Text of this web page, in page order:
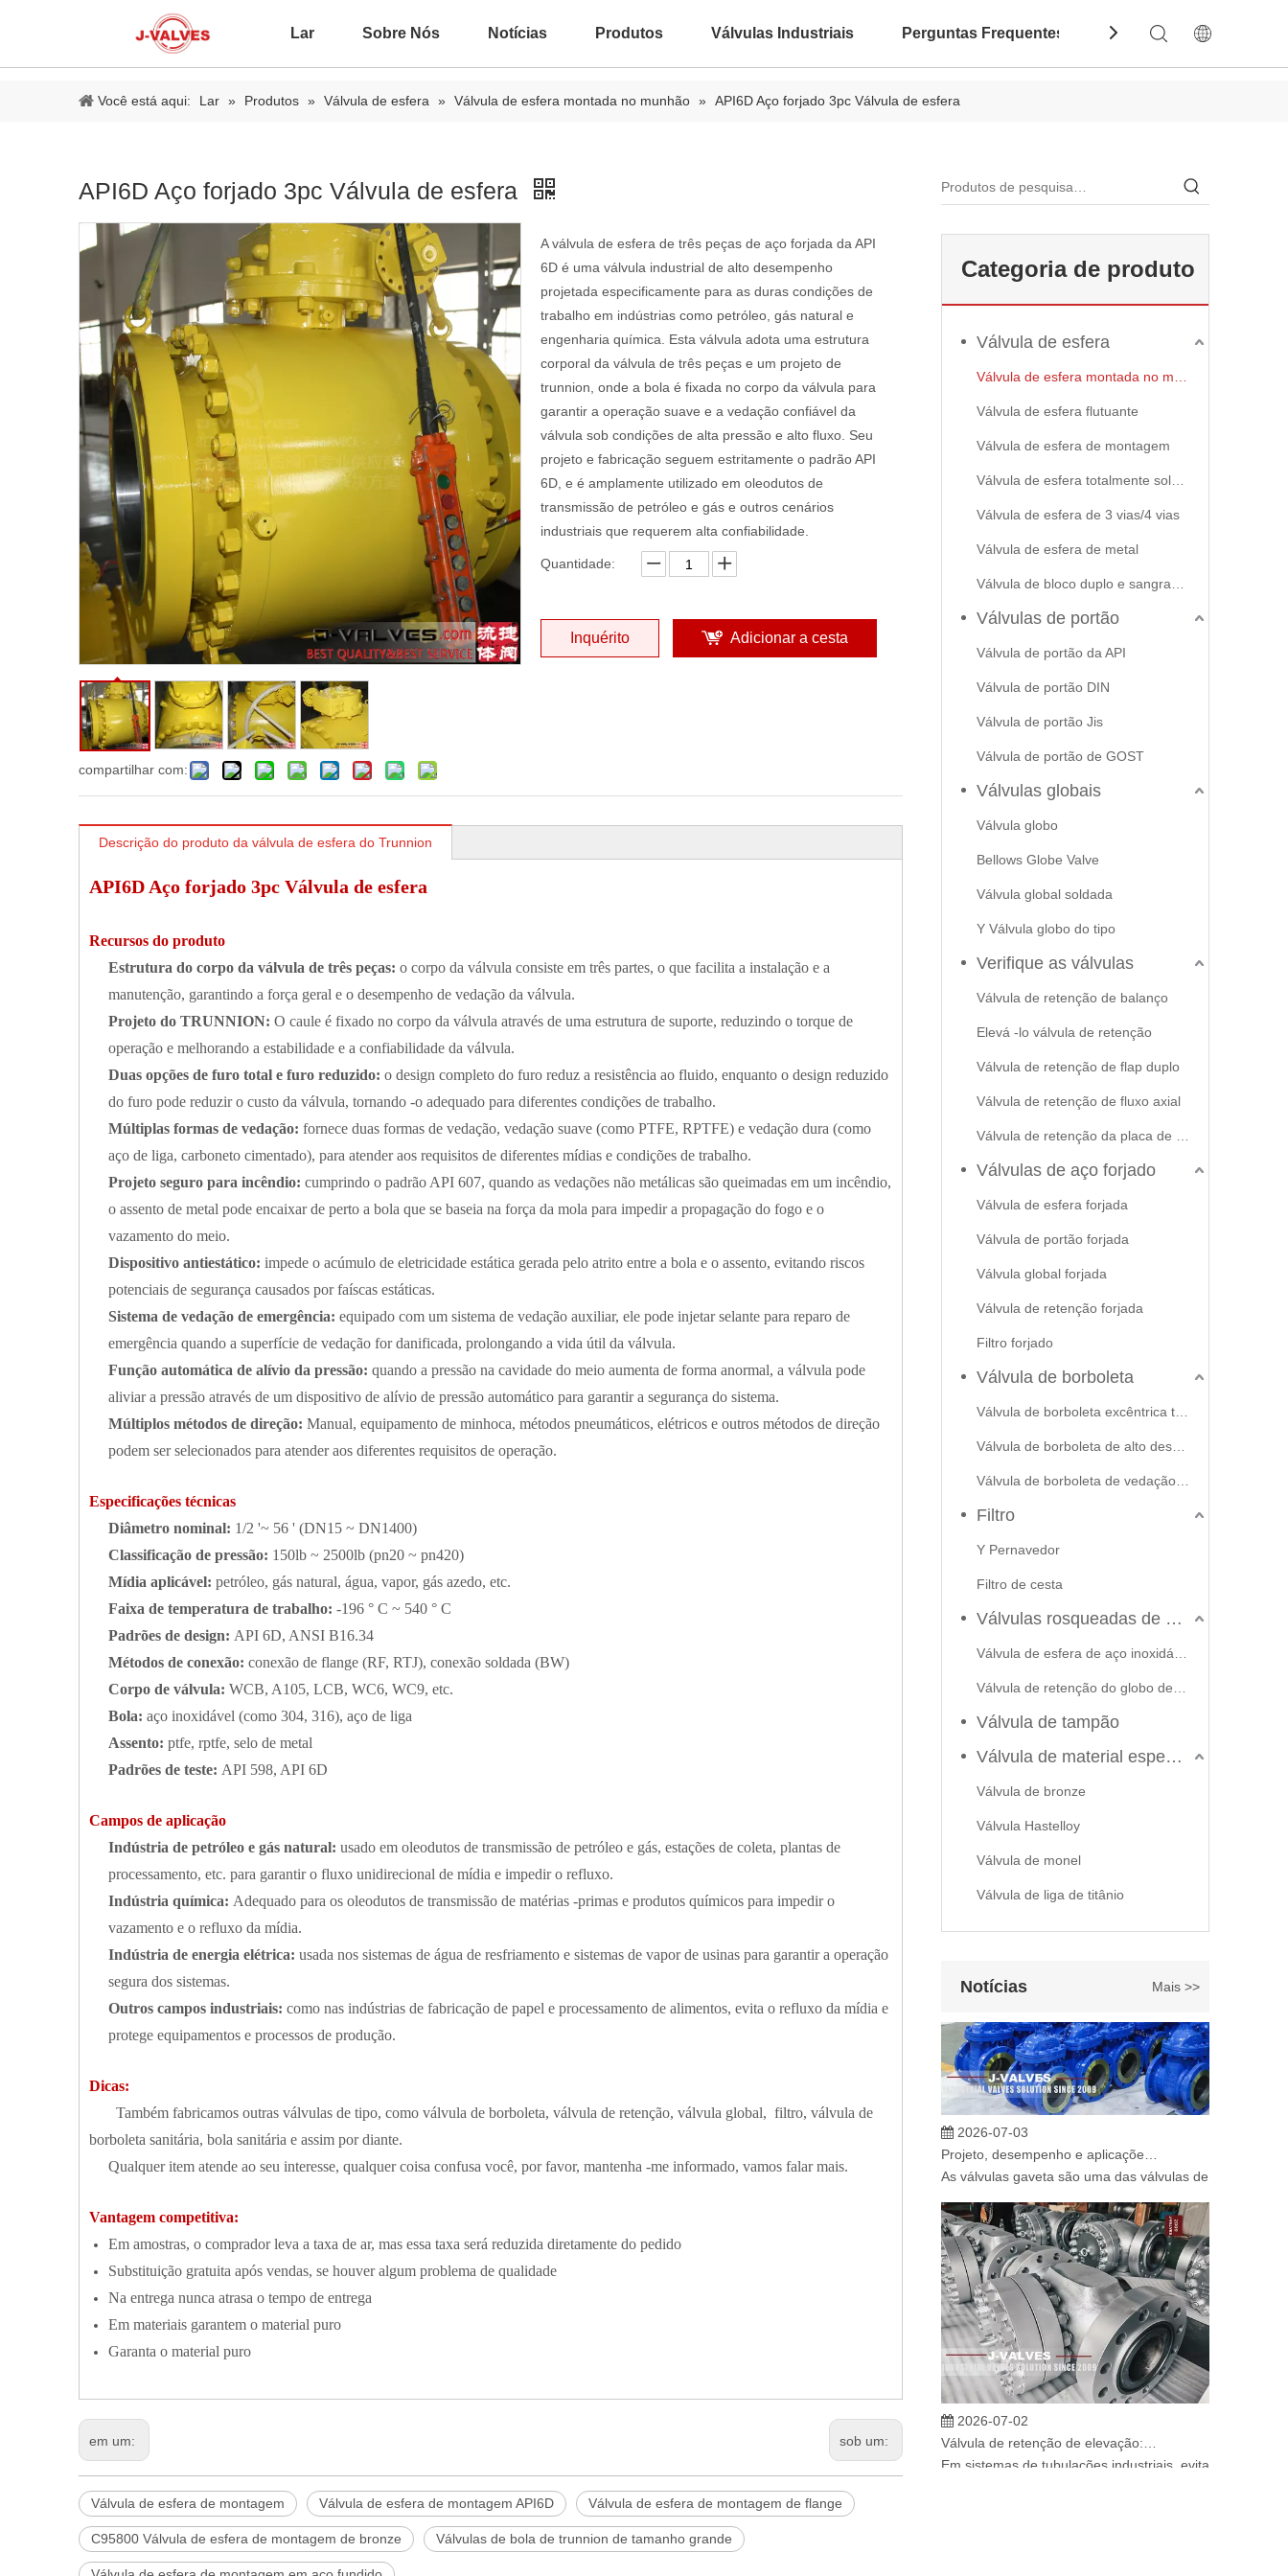
Lar Sobre Nós Notícias Produtos Válvulas Industriais Perguntas Frequentes Contate-Nos
Você está aqui: Lar » Produtos » Válvula de esfera » Válvula de esfera montada no munhão » API6D Aço forjado 3pc Válvula de esfera
API6D Aço forjado 3pc Válvula de esfera
compartilhar com:
A válvula de esfera de três peças de aço forjada da API
6D é uma válvula industrial de alto desempenho
projetada especificamente para as duras condições de
trabalho em indústrias como petróleo, gás natural e
engenharia química. Esta válvula adota uma estrutura
corporal da válvula de três peças e um projeto de
trunnion, onde a bola é fixada no corpo da válvula para
garantir a operação suave e a vedação confiável da
válvula sob condições de alta pressão e alto fluxo. Seu
projeto e fabricação seguem estritamente o padrão API
6D, e é amplamente utilizado em oleodutos de
transmissão de petróleo e gás e outros cenários
industriais que requerem alta confiabilidade.
Quantidade:
Inquérito Adicionar a cesta
Descrição do produto da válvula de esfera do Trunnion
API6D Aço forjado 3pc Válvula de esfera
Recursos do produto
Estrutura do corpo da válvula de três peças: o corpo da válvula consiste em três partes, o que facilita a instalação e a
manutenção, garantindo a força geral e o desempenho de vedação da válvula.
Projeto do TRUNNION: O caule é fixado no corpo da válvula através de uma estrutura de suporte, reduzindo o torque de
operação e melhorando a estabilidade e a confiabilidade da válvula.
Duas opções de furo total e furo reduzido: o design completo do furo reduz a resistência ao fluido, enquanto o design reduzido
do furo pode reduzir o custo da válvula, tornando -o adequado para diferentes condições de trabalho.
Múltiplas formas de vedação: fornece duas formas de vedação, vedação suave (como PTFE, RPTFE) e vedação dura (como
aço de liga, carboneto cimentado), para atender aos requisitos de diferentes mídias e condições de trabalho.
Projeto seguro para incêndio: cumprindo o padrão API 607, quando as vedações não metálicas são queimadas em um incêndio,
o assento de metal pode encaixar de perto a bola que se baseia na força da mola para impedir a propagação do fogo e o
vazamento do meio.
Dispositivo antiestático: impede o acúmulo de eletricidade estática gerada pelo atrito entre a bola e o assento, evitando riscos
potenciais de segurança causados ​​por faíscas estáticas.
Sistema de vedação de emergência: equipado com um sistema de vedação auxiliar, ele pode injetar selante para reparo de
emergência quando a superfície de vedação for danificada, prolongando a vida útil da válvula.
Função automática de alívio da pressão: quando a pressão na cavidade do meio aumenta de forma anormal, a válvula pode
aliviar a pressão através de um dispositivo de alívio de pressão automático para garantir a segurança do sistema.
Múltiplos métodos de direção: Manual, equipamento de minhoca, métodos pneumáticos, elétricos e outros métodos de direção
podem ser selecionados para atender aos diferentes requisitos de operação.
Especificações técnicas
Diâmetro nominal: 1/2 '~ 56 ' (DN15 ~ DN1400)
Classificação de pressão: 150lb ~ 2500lb (pn20 ~ pn420)
Mídia aplicável: petróleo, gás natural, água, vapor, gás azedo, etc.
Faixa de temperatura de trabalho: -196 ° C ~ 540 ° C
Padrões de design: API 6D, ANSI B16.34
Métodos de conexão: conexão de flange (RF, RTJ), conexão soldada (BW)
Corpo de válvula: WCB, A105, LCB, WC6, WC9, etc.
Bola: aço inoxidável (como 304, 316), aço de liga
Assento: ptfe, rptfe, selo de metal
Padrões de teste: API 598, API 6D
Campos de aplicação
Indústria de petróleo e gás natural: usado em oleodutos de transmissão de petróleo e gás, estações de coleta, plantas de
processamento, etc. para garantir o fluxo unidirecional de mídia e impedir o refluxo.
Indústria química: Adequado para os oleodutos de transmissão de matérias -primas e produtos químicos para impedir o
vazamento e o refluxo da mídia.
Indústria de energia elétrica: usada nos sistemas de água de resfriamento e sistemas de vapor de usinas para garantir a operação
segura dos sistemas.
Outros campos industriais: como nas indústrias de fabricação de papel e processamento de alimentos, evita o refluxo da mídia e
protege equipamentos e processos de produção.
Dicas:
Também fabricamos outras válvulas de tipo, como válvula de borboleta, válvula de retenção, válvula global, filtro, válvula de
borboleta sanitária, bola sanitária e assim por diante.
Qualquer item atende ao seu interesse, qualquer coisa confusa você, por favor, mantenha -me informado, vamos falar mais.
Vantagem competitiva:
Em amostras, o comprador leva a taxa de ar, mas essa taxa será reduzida diretamente do pedido
Substituição gratuita após vendas, se houver algum problema de qualidade
Na entrega nunca atrasa o tempo de entrega
Em materiais garantem o material puro
Garanta o material puro
em um: sob um:
Válvula de esfera de montagem Válvula de esfera de montagem API6D Válvula de esfera de montagem de flange
C95800 Válvula de esfera de montagem de bronze Válvulas de bola de trunnion de tamanho grande
Categoria de produto
Válvula de esfera
Válvula de esfera flutuante
Válvula de esfera de montagem
Válvula de esfera de 3 vias/4 vias
Válvula de esfera de metal
Válvulas de portão
Válvula de portão da API
Válvula de portão DIN
Válvula de portão Jis
Válvula de portão de GOST
Válvulas globais
Válvula globo
Bellows Globe Valve
Válvula global soldada
Y Válvula globo do tipo
Verifique as válvulas
Válvula de retenção de balanço
Elevá -lo válvula de retenção
Válvula de retenção de flap duplo
Válvula de retenção de fluxo axial
Válvulas de aço forjado
Válvula de esfera forjada
Válvula de portão forjada
Válvula global forjada
Válvula de retenção forjada
Filtro forjado
Válvula de borboleta
Filtro
Y Pernavedor
Filtro de cesta
Válvulas rosqueadas de aço inoxidável
Válvula de tampão
Válvula de material especial
Válvula de bronze
Válvula Hastelloy
Válvula de monel
Válvula de liga de titânio
Notícias Mais >>
J-VALVES fabrica válvula de esfera de alta
2026-07-03
As válvulas gaveta são uma das válvulas de
2026-07-02
Em sistemas de tubulações industriais, evitar o fluxo